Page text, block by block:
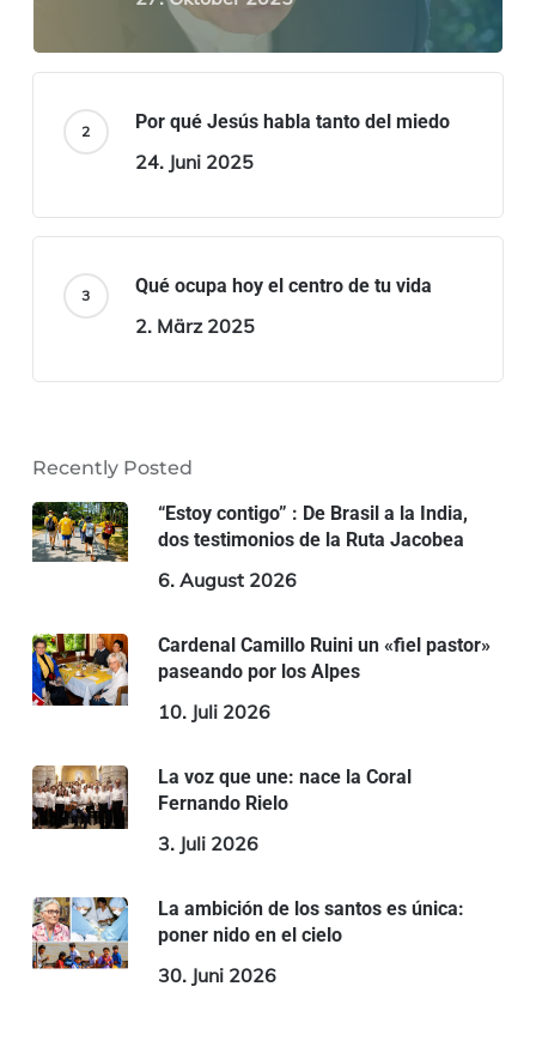
Por qué Jesús habla tanto del miedo
24. Juni 2025
Qué ocupa hoy el centro de tu vida
2. März 2025
Recently Posted
“Estoy contigo” : De Brasil a la India,
dos testimonios de la Ruta Jacobea
6. August 2026
Cardenal Camillo Ruini un «fiel pastor»
paseando por los Alpes
10. Juli 2026
La voz que une: nace la Coral
Fernando Rielo
3. Juli 2026
La ambición de los santos es única:
poner nido en el cielo
30. Juni 2026